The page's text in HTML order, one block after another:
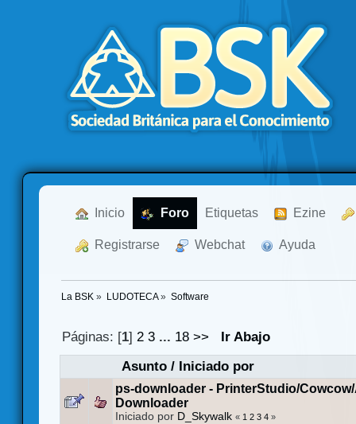
Inicio Foro Etiquetas Ezine
Registrarse Webchat Ayuda
La BSK » LUDOTECA» Software
Páginas: [1]2 3 ... 18 >>
Ir Abajo
Asunto/ Iniciado por
ps-downloader - PrinterStudio/
Downloader
Iniciado por D_Skywalk « 1 2 3 4 »